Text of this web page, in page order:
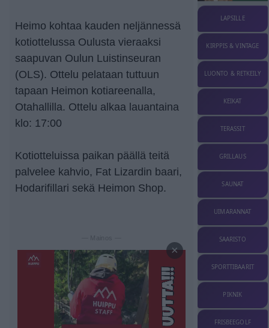
Heimo kohtaa kauden neljännessä
kotiottelussa Oulusta vieraaksi
saapuvan Oulun Luistinseuran
(OLS). Ottelu pelataan tuttuun
tapaan Heimon kotiareenalla,
Otahallilla. Ottelu alkaa lauantaina
klo: 17:00
Kotiotteluissa paikan päällä teitä
palvelee kahvio, Fat Lizardin baari,
Hodarifillari sekä Heimon Shop.
— Mainos —
×
LAPSILLE
KIRPPIS & VINTAGE
LUONTO & RETKEILY
KEIKAT
TERASSIT
GRILLAUS
SAUNAT
UIMARANNAT
SAARISTO
SPORTTIBAARIT
PIKNIK
FRISBEEGOLF